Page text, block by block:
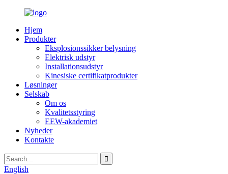
Hjem
Produkter
Eksplosionssikker belysning
Elektrisk udstyr
Installationsudstyr
Kinesiske certifikatprodukter
Løsninger
Selskab
Om os
Kvalitetsstyring
EEW-akademiet
Nyheder
Kontakte
English